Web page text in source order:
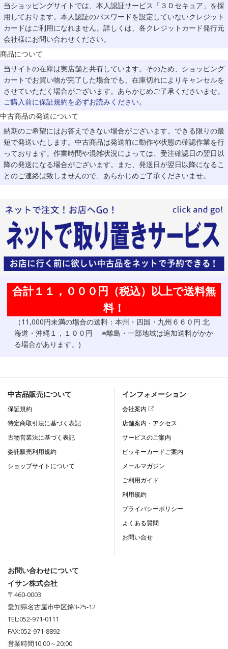
当ショッピングサイトでは、本人認証サービス「３Ｄセキュア」を採
用しております。本人認証のパスワードを設定していないクレジット
カードはご利用になれません。詳しくは、各クレジットカード発行元
会社様にお問い合わせください。
商品について
当サイトの在庫は実店舗と共有しています。そのため、ショッピング
カートでお買い物が完了した場合でも、在庫切れによりキャンセルを
させていただく場合がございます。あらかじめご了承くださいませ。
ご購入前に保証規約を必ずお読みください。
中古商品の発送について
納期のご希望にはお答えできない場合がございます。できる限りの最
短で発送いたします。中古商品は発送前に動作や状態の確認作業を行
っております。作業時間や混雑状況によっては、受注確認日の翌日以
降の発送になる場合がございます。また、発送日が翌日以降になるこ
とのご連絡は致しませんので、あらかじめご了承くださいませ。
合計１１，０００円（税込）以上で送料無
料！
（11,000円未満の場合の送料：本州・四国・九州６６０円 北
海道・沖縄１，１００円 ※離島・一部地域は追加送料がかか
る場合があります。)
中古品販売について
保証規約
特定商取引法に基づく表記
古物営業法に基づく表記
委託販売利用規約
ショップサイトについて
インフォメーション
会社案内
店舗案内・アクセス
サービスのご案内
ビッキーカードご案内
メールマガジン
ご利用ガイド
利用規約
プライバシーポリシー
よくある質問
お問い合せ
お問い合わせについて
イサン株式会社
〒460-0003
愛知県名古屋市中区錦3-25-12
TEL:052-971-0111
FAX:052-971-8892
営業時間10:00～20;00